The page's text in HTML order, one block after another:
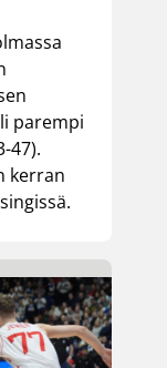
parempi
47).
kerran